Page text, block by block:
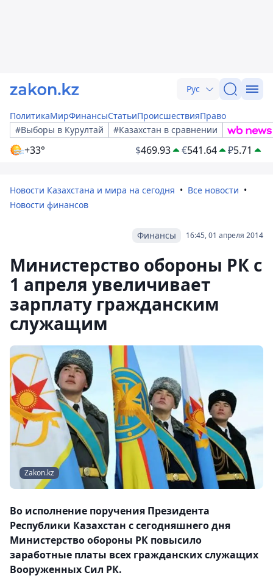
Рус
ПолитикаМирФинансыСтатьиПроисшествияПраво
#Выборы в Курултай
#Казахстан в сравнении
+33° $469.93 €541.64 ₽5.71
Новости Казахстана и мира на сегодня
Все новости
Новости финансов
16:45, 01 апреля 2014
Финансы
Министерство обороны РК с
1 апреля увеличивает
зарплату гражданским
служащим
Zakon.kz
Во исполнение поручения Президента
Республики Казахстан с сегодняшнего дня
Министерство обороны РК повысило
заработные платы всех гражданских служащих
Вооруженных Сил РК.